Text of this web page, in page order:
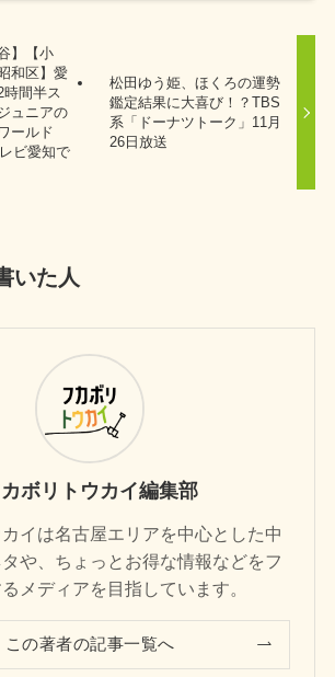
】【小
和区】愛
間半ス
ュニアの
ールド
ビ愛知で
松田ゆう姫、ほくろの運勢
鑑定結果に大喜び！？TBS
系「ドーナツトーク」11月
26日放送
いた人
ボリトウカイ編集部
イは名古屋エリアを中心とした中
や、ちょっとお得な情報などをフ
メディアを目指しています。
この著者の記事一覧へ